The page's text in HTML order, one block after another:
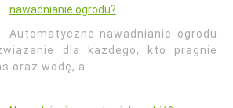
nawadnianie ogrodu?
Automatyczne nawadnianie ogrodu
dla każdego, kto pragnie
oraz wodę, a…